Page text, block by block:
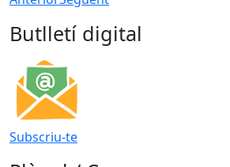
Butlletí digital
Subscriu-te